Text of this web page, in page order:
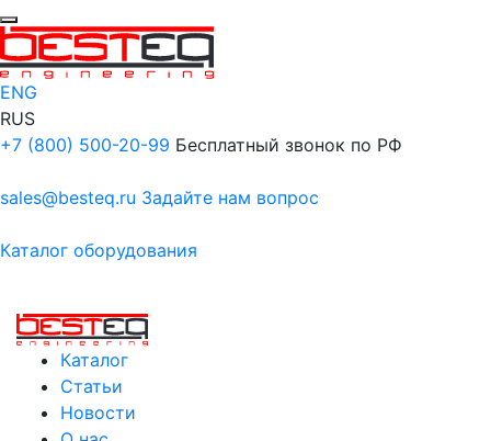
ENG
RUS
+7 (800) 500-20-99 Бесплатный звонок по РФ
sales@besteq.ru Задайте нам вопрос
Каталог оборудования
Каталог
Статьи
Новости